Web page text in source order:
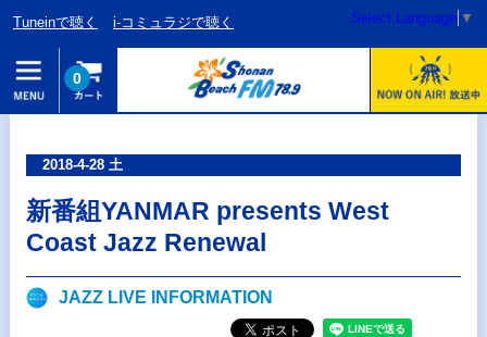
Tuneinで聴く i-コミュラジで聴く Select Language ▼
0
2018-4-28 土
新番組YANMAR presents West
Coast Jazz Renewal
JAZZ LIVE INFORMATION